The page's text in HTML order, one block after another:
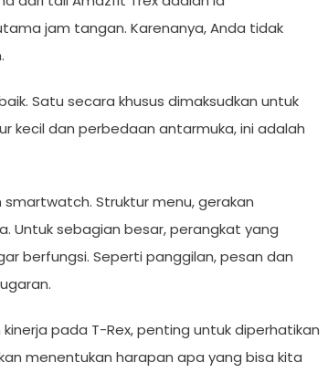
jam tangan. Karenanya, Anda tidak
Satu secara khusus dimaksudkan untuk
kecil dan perbedaan antarmuka, ini adalah
Struktur menu, gerakan
Untuk sebagian besar, perangkat yang
berfungsi. Seperti panggilan, pesan dan
pada T-Rex, penting untuk diperhatikan
menentukan harapan apa yang bisa kita